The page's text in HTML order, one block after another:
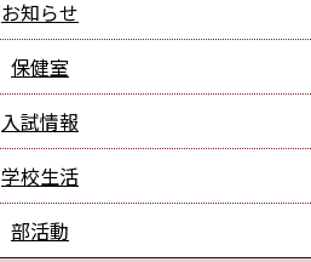
お知らせ
保健室
入試情報
学校生活
部活動